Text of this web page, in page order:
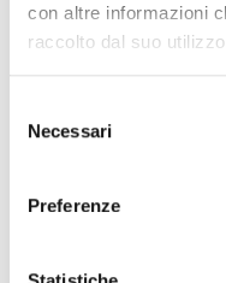
con altre informazioni
raccolto dal suo
delNecessari
Preferenze
Concorso
Colori del